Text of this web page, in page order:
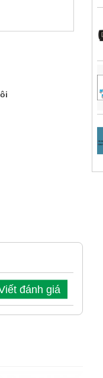
đánh giá